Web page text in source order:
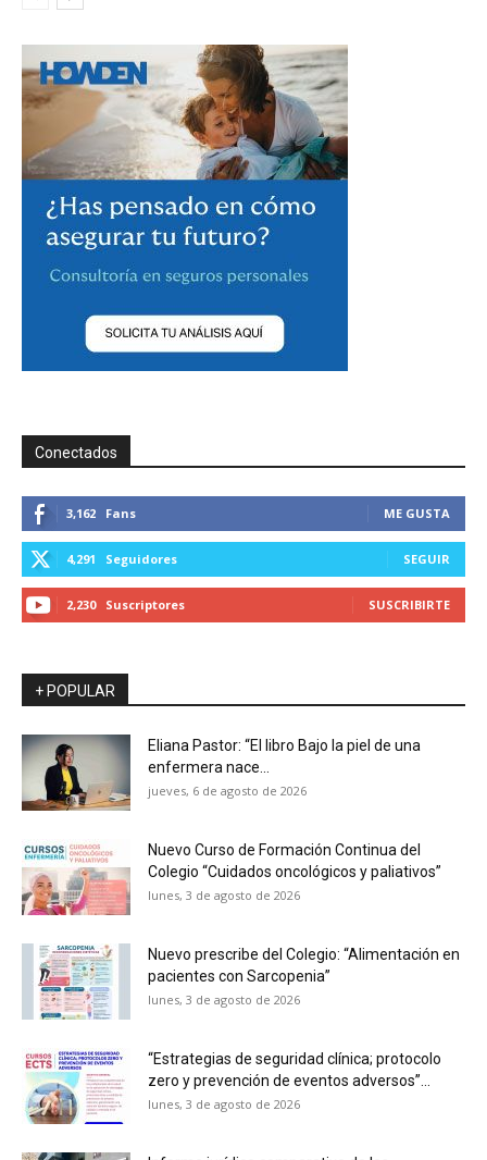
Conectados
3,162 Fans ME GUSTA
4,291 Seguidores SEGUIR
2,230 Suscriptores SUSCRIBIRTE
+ POPULAR
Eliana Pastor: “El libro Bajo la piel de una
enfermera nace...
jueves, 6 de agosto de 2026
Nuevo Curso de Formación Continua del
Colegio “Cuidados oncológicos y paliativos”
lunes, 3 de agosto de 2026
Nuevo prescribe del Colegio: “Alimentación en
pacientes con Sarcopenia”
lunes, 3 de agosto de 2026
“Estrategias de seguridad clínica; protocolo
zero y prevención de eventos adversos”...
lunes, 3 de agosto de 2026